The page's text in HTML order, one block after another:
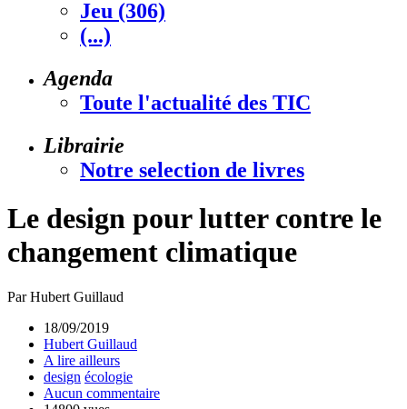
Jeu (306)
(...)
Agenda
Toute l'actualité des TIC
Librairie
Notre selection de livres
Le design pour lutter contre le
changement climatique
Par Hubert Guillaud
18/09/2019
Hubert Guillaud
A lire ailleurs
design écologie
Aucun commentaire